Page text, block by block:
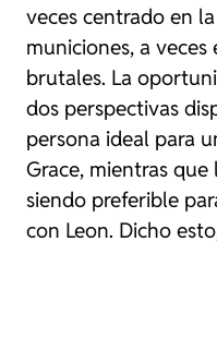
veces centrado en
municiones, a
brutales. La
dos perspectivas
persona ideal para
Grace, mientras
siendo preferible
con Leon. Dicho